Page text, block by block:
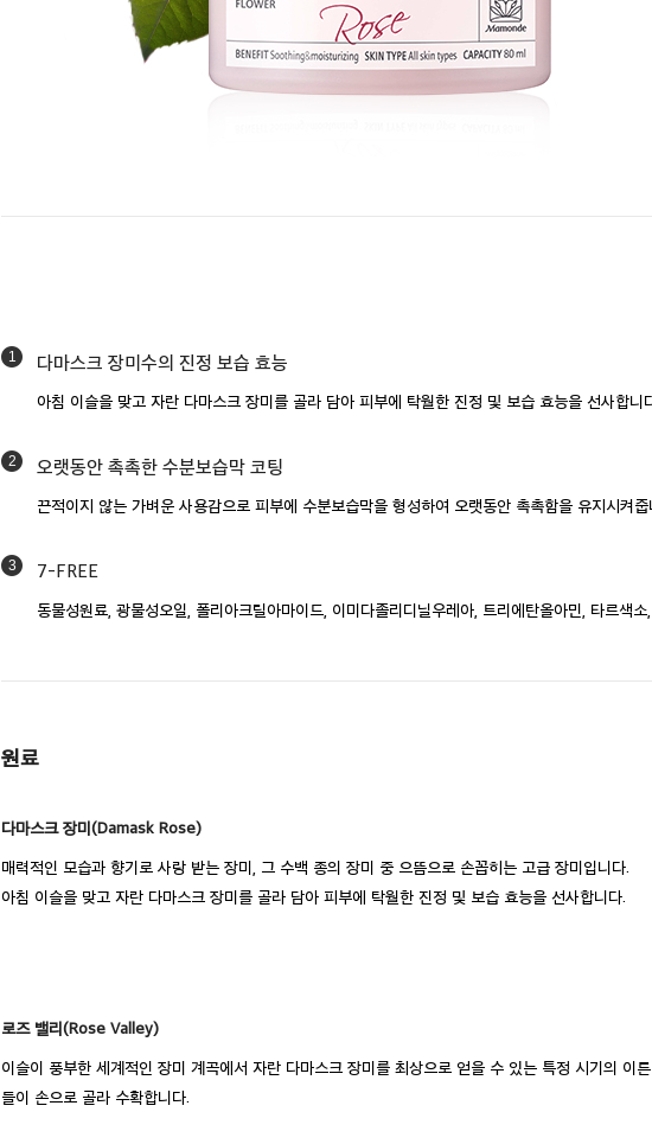
1 다마스크 장미수의 진정 보습 효능
아침 이슬을 맞고 자란 다마스크 장미를 골라 담아 피부에 탁월한 진정 및 보습 효능을 선사합니
2 오랫동안 촉촉한 수분보습막 코팅
끈적이지 않는 가벼운 사용감으로 피부에 수분보습막을 형성하여 오랫동안 촉촉함을 유지시켜줍
3 7-FREE
동물성원료, 광물성오일, 폴리아크릴아마이드, 이미다졸리디닐우레아, 트리에탄올아민, 타르색소
원료
다마스크 장미(Damask Rose)
매력적인 모습과 향기로 사랑 받는 장미, 그 수백 종의 장미 중 으뜸으로 손꼽히는 고급 장미입니다.
아침 이슬을 맞고 자란 다마스크 장미를 골라 담아 피부에 탁월한 진정 및 보습 효능을 선사합니다.
로즈 밸리(Rose Valley)
이슬이 풍부한 세계적인 장미 계곡에서 자란 다마스크 장미를 최상으로 얻을 수 있는 특정 시기의 이
들이 손으로 골라 수확합니다.